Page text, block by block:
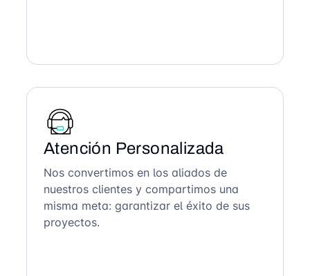
Atención Personalizada
Nos convertimos en los aliados de
nuestros clientes y compartimos una
misma meta: garantizar el éxito de sus
proyectos.